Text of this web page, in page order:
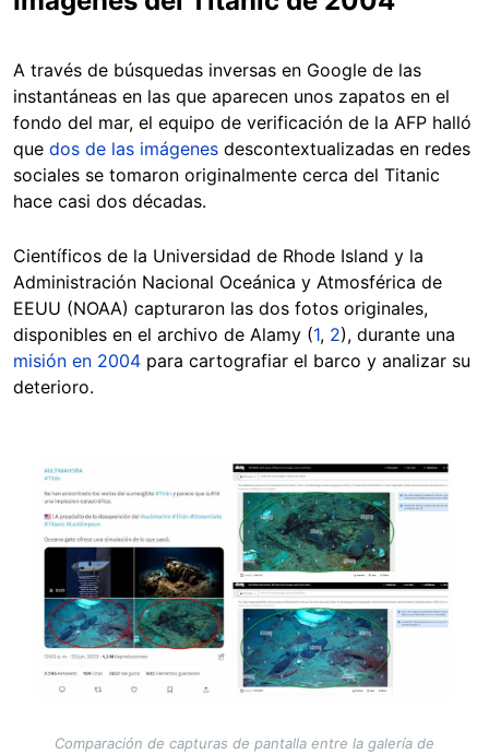
A través de búsquedas inversas en Google de las
instantáneas en las que aparecen unos zapatos en el
fondo del mar, el equipo de verificación de la AFP halló
que dos de las imágenes descontextualizadas en redes
sociales se tomaron originalmente cerca del Titanic
hace casi dos décadas.
Científicos de la Universidad de Rhode Island y la
Administración Nacional Oceánica y Atmosférica de
EEUU (NOAA) capturaron las dos fotos originales,
disponibles en el archivo de Alamy (1, 2), durante una
misión en 2004 para cartografiar el barco y analizar su
deterioro.
Image
Comparación de capturas de pantalla entre la galería de